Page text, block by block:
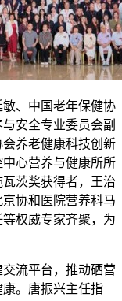
、中国老年保健协
安全专业委员会副
养老健康科技创新
心营养与健康所所
茨奖获得者，王治
协和医院营养科马
权威专家齐聚，为
流平台，推动硒营
。唐振兴主任指